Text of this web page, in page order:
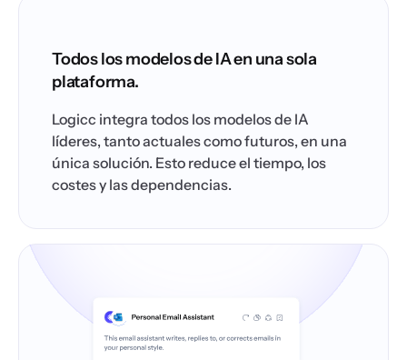
Todos los modelos de IA en una sola
plataforma.
Logicc integra todos los modelos de IA
líderes, tanto actuales como futuros, en una
única solución. Esto reduce el tiempo, los
costes y las dependencias.